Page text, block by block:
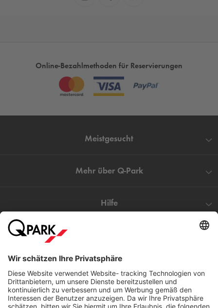
Online-Bezahlmethoden für Reservierungen
Meistgesucht
Mehr über Q-Park
Hilfe